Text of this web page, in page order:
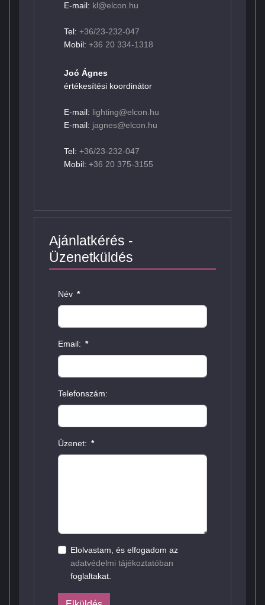
E-mail: kl@elcon.hu
Tel: +36/23-232-047
Mobil: +36 20 334-1318
Joó Ágnes
értékesítési koordinátor
E-mail: lighting@elcon.hu
E-mail: jagnes@elcon.hu
Tel: +36/23-232-047
Mobil: +36 20 375-3155
Ajánlatkérés -
Üzenetküldés
Név *
Email: *
Telefonszám:
Üzenet: *
Elolvastam, és elfogadom az
adatvédelmi tájékoztatóban
foglaltakat.